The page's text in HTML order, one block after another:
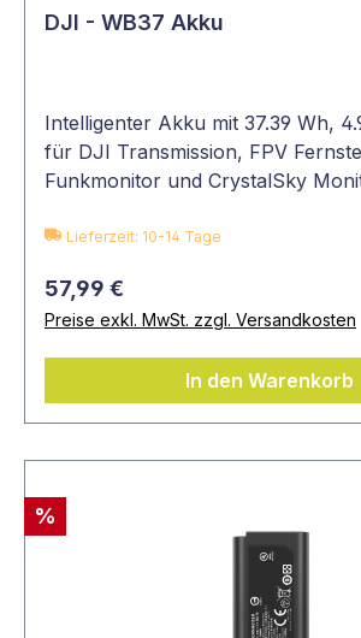
DJI - WB37 Akku
Intelligenter Akku mit 37.39 Wh,
für DJI Transmission, FPV
Funkmonitor und CrystalSky
Lieferzeit: 10-14 Tage
57,99 €
Preise exkl. MwSt. zzgl. Versandkosten
In den Warenkorb
%